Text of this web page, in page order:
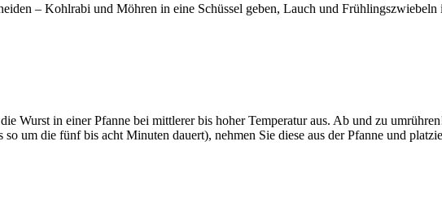
– Kohlrabi und Möhren in eine Schüssel geben, Lauch und Frühlingszwiebeln
Wurst in einer Pfanne bei mittlerer bis hoher Temperatur aus. Ab und zu
um die fünf bis acht Minuten dauert), nehmen Sie diese aus der Pfanne und